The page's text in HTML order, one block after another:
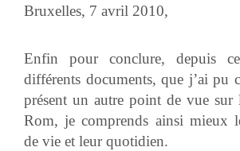
Bruxelles, 7 avril 2010,
Enfin pour conclure, depuis
différents documents, que j’ai pu
présent un autre point de vue sur
Rom, je comprends ainsi mieux
de vie et leur quotidien.